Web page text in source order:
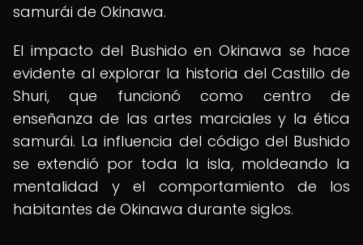
samurái de Okinawa.
El impacto del Bushido en Okinawa se hace
evidente al explorar la historia del Castillo de
Shuri, que funcionó como centro de
enseñanza de las artes marciales y la ética
samurái. La influencia del código del Bushido
se extendió por toda la isla, moldeando la
mentalidad y el comportamiento de los
habitantes de Okinawa durante siglos.